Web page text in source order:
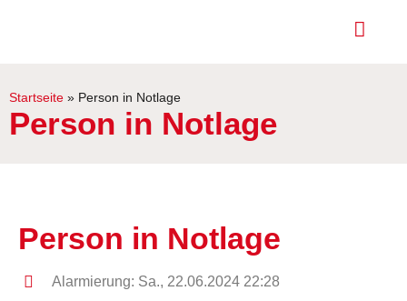
Startseite » Person in Notlage
Person in Notlage
Person in Notlage
Alarmierung: Sa., 22.06.2024 22:28